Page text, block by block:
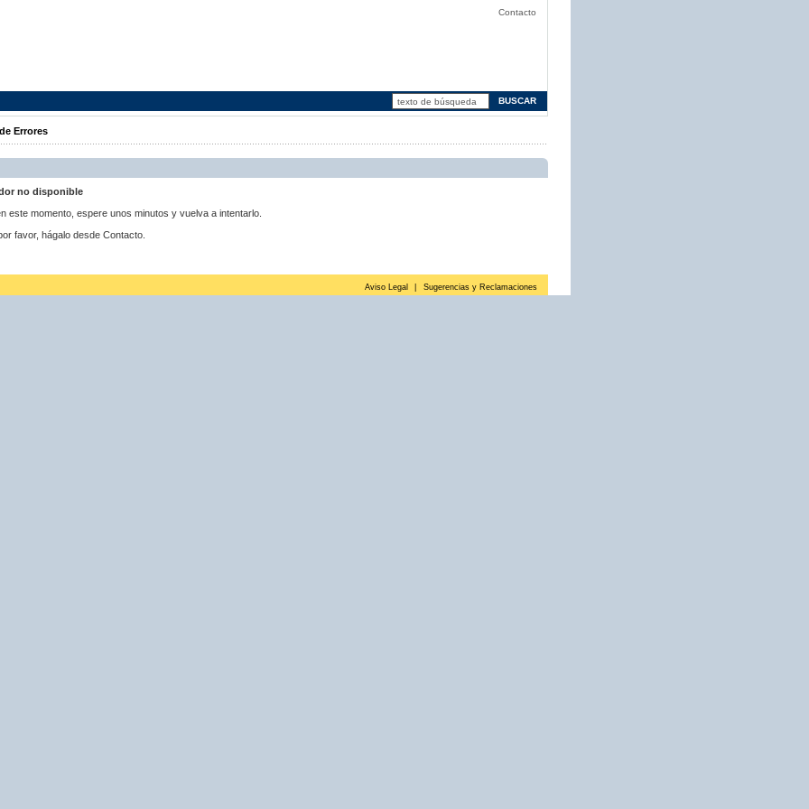
Contacto
Errores
no disponible
este momento, espere unos minutos y vuelva a intentarlo.
favor, hágalo desde Contacto.
Aviso Legal Sugerencias y Reclamaciones